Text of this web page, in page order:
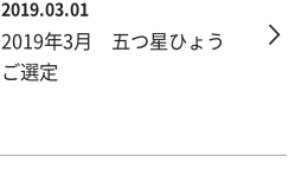
2019.03.01
2019年3月 五つ星ひょう
ご選定